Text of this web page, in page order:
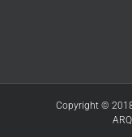
Copyright ©